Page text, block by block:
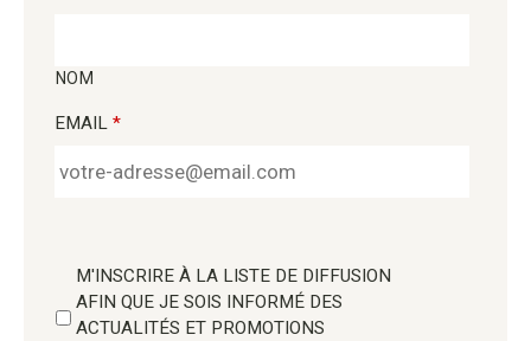
NOM
EMAIL *
M'INSCRIRE À LA LISTE DE DIFFUSION
AFIN QUE JE SOIS INFORMÉ DES
ACTUALITÉS ET PROMOTIONS